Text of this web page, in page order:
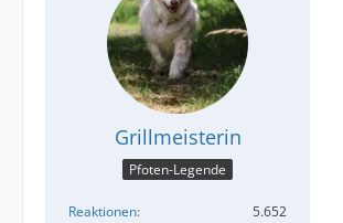
Grillmeisterin
Pfoten-Legende
Reaktionen
5.652